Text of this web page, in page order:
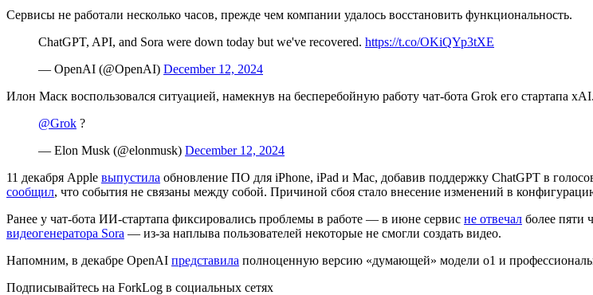
Сервисы не работали несколько часов, прежде чем компании удалось восстановить функциональность.
ChatGPT, API, and Sora were down today but we've recovered. https://t.co/OKiQYp3tXE
— OpenAI (@OpenAI) December 12, 2024
Илон Маск воспользовался ситуацией, намекнув на бесперебойную работу чат-бота Grok его стартапа xAI.
@Grok ?
— Elon Musk (@elonmusk) December 12, 2024
11 декабря Apple выпустила обновление ПО для iPhone, iPad и Mac, добавив поддержку ChatGPT в
сообщил, что события не связаны между собой. Причиной сбоя стало внесение изменений в
Ранее у чат-бота ИИ-стартапа фиксировались проблемы в работе — в июне сервис не отвечал более пяти
видеогенератора Sora — из-за наплыва пользователей некоторые не смогли создать видео.
Напомним, в декабре OpenAI представила полноценную версию «думающей» модели o1 и
Подписывайтесь на ForkLog в социальных сетях